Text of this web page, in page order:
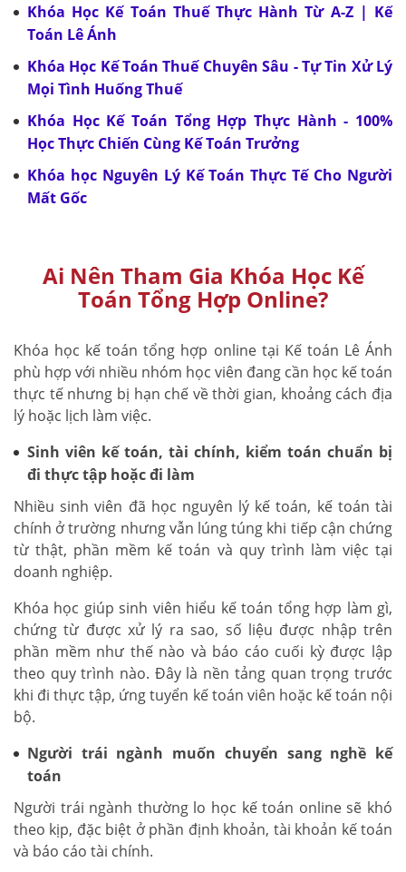
Khóa Học Kế Toán Thuế Thực Hành Từ A-Z | Kế
Toán Lê Ánh
Khóa Học Kế Toán Thuế Chuyên Sâu - Tự Tin Xử Lý
Mọi Tình Huống Thuế
Khóa Học Kế Toán Tổng Hợp Thực Hành - 100%
Học Thực Chiến Cùng Kế Toán Trưởng
Khóa học Nguyên Lý Kế Toán Thực Tế Cho Người
Mất Gốc
Ai Nên Tham Gia Khóa Học Kế
Toán Tổng Hợp Online?
Khóa học kế toán tổng hợp online tại Kế toán Lê Ánh
phù hợp với nhiều nhóm học viên đang cần học kế toán
thực tế nhưng bị hạn chế về thời gian, khoảng cách địa
lý hoặc lịch làm việc.
Sinh viên kế toán, tài chính, kiểm toán chuẩn bị
đi thực tập hoặc đi làm
Nhiều sinh viên đã học nguyên lý kế toán, kế toán tài
chính ở trường nhưng vẫn lúng túng khi tiếp cận chứng
từ thật, phần mềm kế toán và quy trình làm việc tại
doanh nghiệp.
Khóa học giúp sinh viên hiểu kế toán tổng hợp làm gì,
chứng từ được xử lý ra sao, số liệu được nhập trên
phần mềm như thế nào và báo cáo cuối kỳ được lập
theo quy trình nào. Đây là nền tảng quan trọng trước
khi đi thực tập, ứng tuyển kế toán viên hoặc kế toán nội
bộ.
Người trái ngành muốn chuyển sang nghề kế
toán
Người trái ngành thường lo học kế toán online sẽ khó
theo kịp, đặc biệt ở phần định khoản, tài khoản kế toán
và báo cáo tài chính.